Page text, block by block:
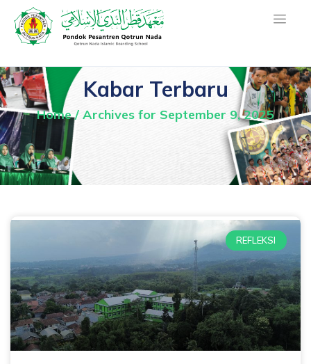
Kabar Terbaru
Home/ Archives for September 9, 2025
REFLEKSI